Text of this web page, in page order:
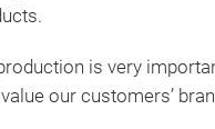
is very
our customers’